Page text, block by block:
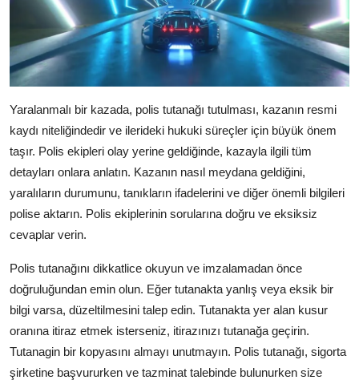
Yaralanmalı bir kazada, polis tutanağı tutulması, kazanın resmi
kaydı niteliğindedir ve ilerideki hukuki süreçler için büyük önem
taşır. Polis ekipleri olay yerine geldiğinde, kazayla ilgili tüm
detayları onlara anlatın. Kazanın nasıl meydana geldiğini,
yaralıların durumunu, tanıkların ifadelerini ve diğer önemli bilgileri
polise aktarın. Polis ekiplerinin sorularına doğru ve eksiksiz
cevaplar verin.
Polis tutanağını dikkatlice okuyun ve imzalamadan önce
doğruluğundan emin olun. Eğer tutanakta yanlış veya eksik bir
bilgi varsa, düzeltilmesini talep edin. Tutanakta yer alan kusur
oranına itiraz etmek isterseniz, itirazınızı tutanağa geçirin.
Tutanagin bir kopyasını almayı unutmayın. Polis tutanağı, sigorta
şirketine başvururken ve tazminat talebinde bulunurken size